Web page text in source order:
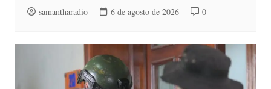
samantharadio 6 de agosto de 2026 0